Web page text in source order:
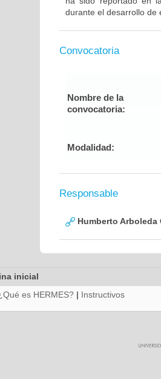
durante el desarrollo de
Convocatoria
Nombre de la
convocatoria:
Modalidad:
Responsable
Humberto Arboleda
inicial
es HERMES? | Instructivos